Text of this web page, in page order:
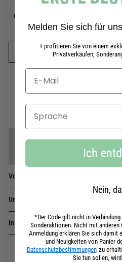
Hyaluronsäure und einem
revitalisiert und hydratisiert sie die
gestrafft und
In den
Sammeln Sie
Anmelden oder
Vorteile
Unsere engagements
Inhaltsstoffe
Melden Sie sich für
+ profitieren Sie von einem
Privatverkäufen,
Sprache
Ich
Nein,
*Der Code gilt nicht in
Sonderaktionen. Nicht mit
Anmeldung erklären Sie sich damit
und Neuigkeiten von Panier
Datenschutzbestimmungen zu
Sie tun sollen,